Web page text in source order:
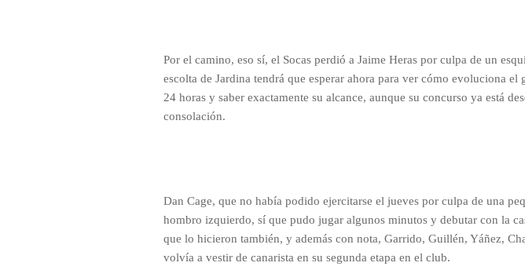
Por el camino, eso sí, el Socas perdió a Jaime Heras por culpa de un
escolta de Jardina tendrá que esperar ahora para ver cómo evoluciona el
24 horas y saber exactamente su alcance, aunque su concurso ya está
consolación.
Dan Cage, que no había podido ejercitarse el jueves por culpa de una
hombro izquierdo, sí que pudo jugar algunos minutos y debutar con la
que lo hicieron también, y además con nota, Garrido, Guillén, Yáñez,
volvía a vestir de canarista en su segunda etapa en el club.